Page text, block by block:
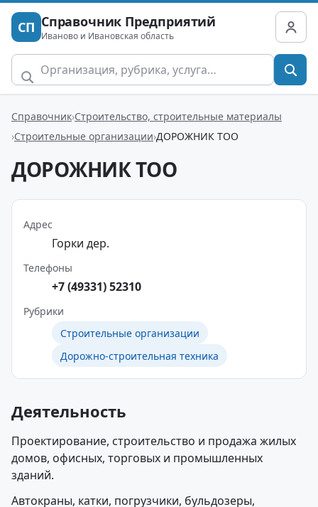
СП Справочник Предприятий
Иваново и Ивановская область
Справочник Строительство, строительные материалы
Строительные организации ДОРОЖНИК ТОО
ДОРОЖНИК ТОО
Адрес
Горки дер.
Телефоны
+7 (49331) 52310
Рубрики
Строительные организации
Дорожно-строительная техника
Деятельность
Проектирование, строительство и продажа жилых
домов, офисных, торговых и промышленных
зданий.
Автокраны, катки, погрузчики, бульдозеры,